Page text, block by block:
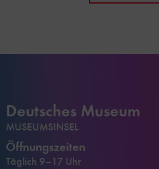
Deutsches Museum
MUSEUMSINSEL
Öffnungszeiten
Täglich 9–17 Uhr